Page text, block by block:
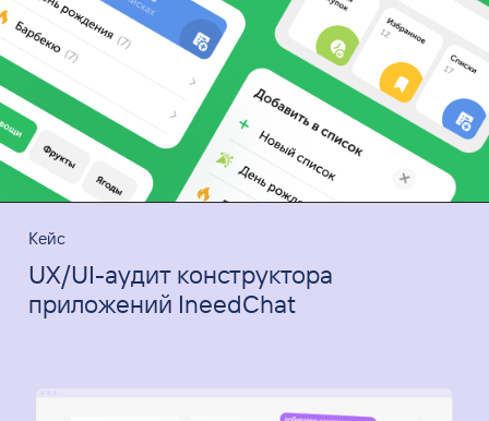
Кейс
UX/UI-аудит конструктора
приложений IneedChat